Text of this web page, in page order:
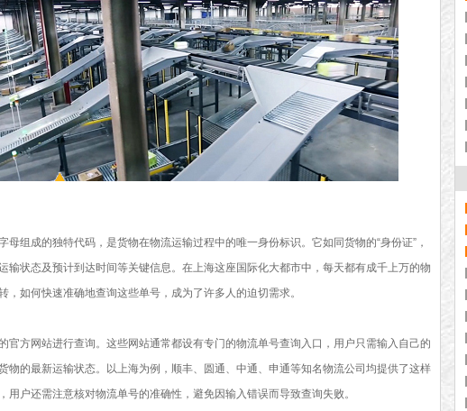
母组成的独特代码，是货物在物流运输过程中的唯一身份标识。它如同货物的“身份证”，
输状态及预计到达时间等关键信息。在上海这座国际化大都市中，每天都有成千上万的物
，如何快速准确地查询这些单号，成为了许多人的迫切需求。
官方网站进行查询。这些网站通常都设有专门的物流单号查询入口，用户只需输入自己的
物的最新运输状态。以上海为例，顺丰、圆通、中通、申通等知名物流公司均提供了这样
用户还需注意核对物流单号的准确性，避免因输入错误而导致查询失败。